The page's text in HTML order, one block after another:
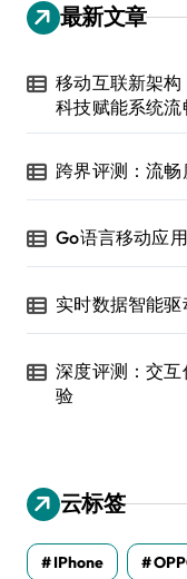
最新文章
移动互联新架构
科技赋能系统流
跨界评测：流
Go语言移动应
实时数据智能
深度评测：交
验
云标签
IPhone